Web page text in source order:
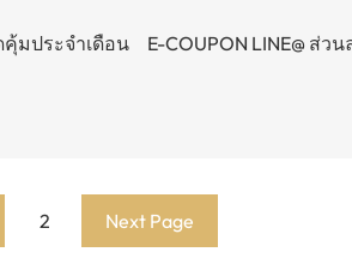
มประจำเดือน E-COUPON LINE@ ส่ว
2 Next Page